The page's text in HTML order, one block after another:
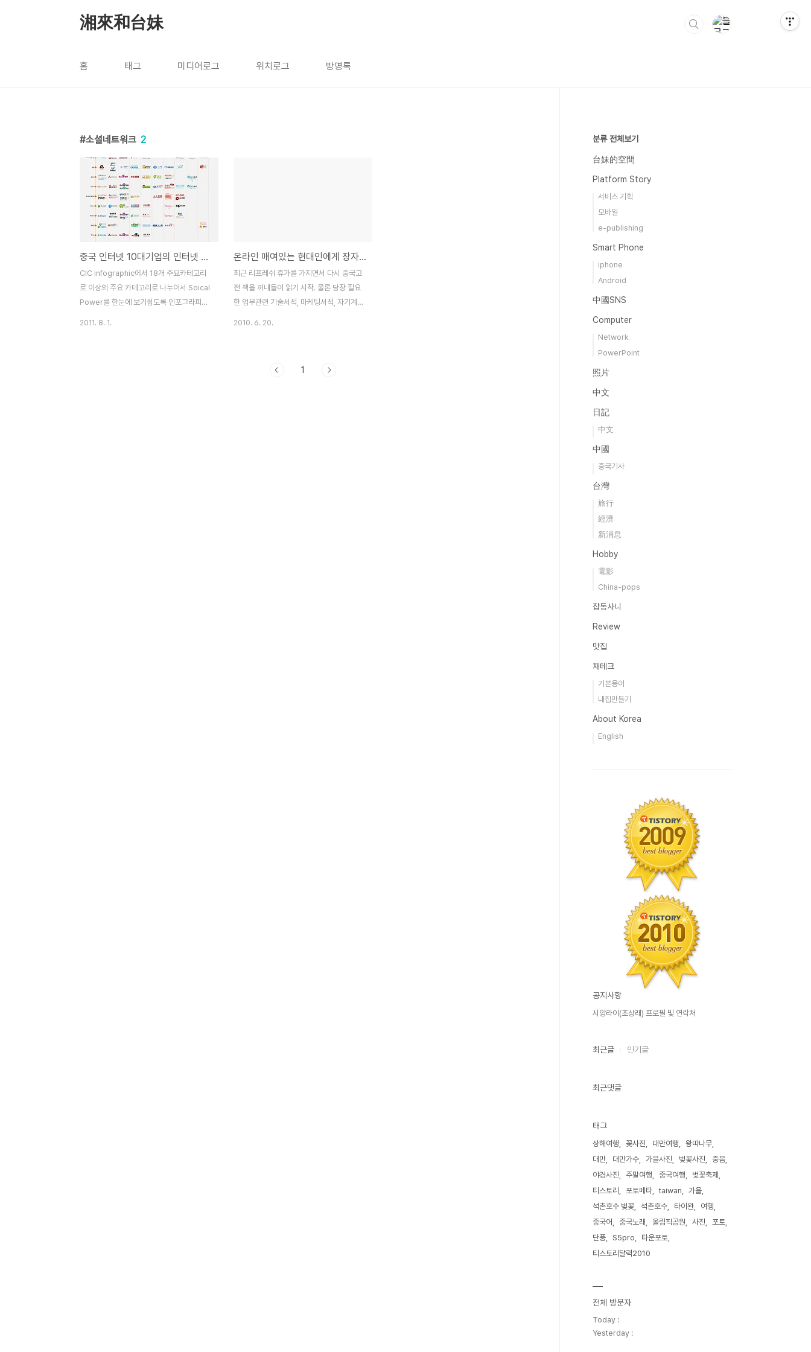
湘來和台妹
홈 태그 미디어로그 위치로그 방명록
소셜네트워크 2
중국 인터넷 10대기업의 인터넷 서비스 현황(인포그래픽)
CIC infographic에서 18개 주요카테고리
로 이상의 주요 카테고리로 나누어서 Soical
Power를 한눈에 보기쉽도록 인포그라피를
2011. 8. 1.
온라인 매여있는 현대인에게 장자가 하는 한마디
최근 리프레쉬 휴가를 가지면서 다시 중국고
전 책을 꺼내들어 읽기 시작. 물론 당장 필요
한 업무관련 기술서적, 마케팅서적, 자기계발
마나 바쁘고 죽을지경인지 '바빠 죽겠다'는
2010. 6. 20.
1
분류 전체보기
台妹的空間
Platform Story
서비스 기획
모바일
e-publishing
Smart Phone
iphone
Android
中國SNS
Computer
Network
PowerPoint
照片
中文
日記
中文
中國
중국기사
台灣
旅行
經濟
新消息
Hobby
電影
China-pops
잡동사니
Review
맛집
재테크
기본용어
내집만들기
About Korea
English
공지사항
시앙라이(조상래) 프로필 및 연락처
최근글 인기글
최근댓글
태그
상해여행 꽃사진 대만여행
왕따나무
대만
대만가수 가을사진 벚꽃사진
중음
야경사진
주말여행 중국여행
벚꽃축제
티스토리
포토메타 taiwan
가을
석촌호수 벚꽃
석촌호수 타이완
여행
중국어
중국노래 올림픽공원 사진
포토
단풍
S5pro
타운포토
티스토리달력2010
전체 방문자
Today :
Yesterday :